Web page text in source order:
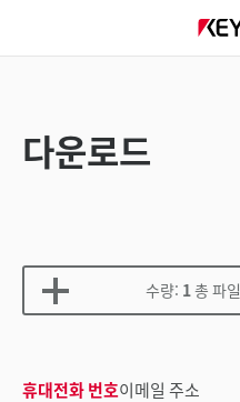
다운로드
수량: 1총 파
휴대전화 번호이메일 주소